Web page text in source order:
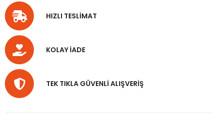
HIZLI TESLİMAT
KOLAY İADE
TEK TIKLA GÜVENLİ ALIŞVERİŞ